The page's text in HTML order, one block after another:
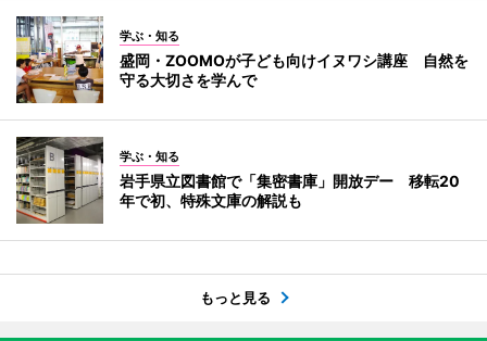
学ぶ・知る
盛岡・ZOOMOが子ども向けイヌワシ講座 自然を
守る大切さを学んで
学ぶ・知る
岩手県立図書館で「集密書庫」開放デー 移転20
年で初、特殊文庫の解説も
もっと見る